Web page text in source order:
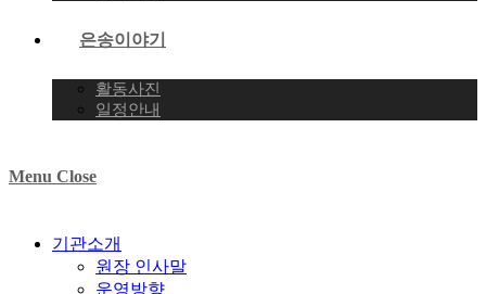
은송이야기
활동사진
일정안내
Menu Close
기관소개
원장 인사말
운영방향